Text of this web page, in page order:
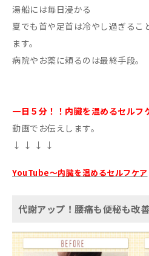
湯船には毎日浸かる
夏でも首や足首は冷やし過ぎるこ
ます。
病院やお薬に頼るのは最終手段。
一日５分！！内臓を温めるセルフ
動画でお伝えします。
↓ ↓ ↓ ↓
YouTube～内臓を温めるセルフケア
代謝アップ！腰痛も便秘も改善